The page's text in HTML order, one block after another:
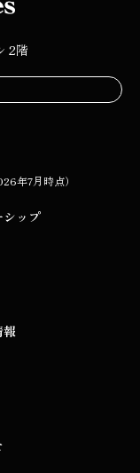
2階
年7月時点）
シップ
報